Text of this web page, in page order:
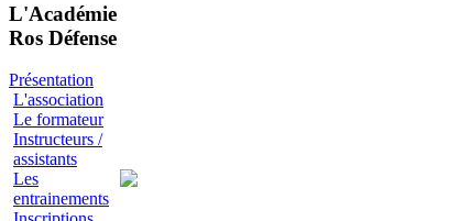
L'Académie
Ros Défense
Présentation
L'association
Le formateur
Instructeurs /
assistants
Les
entrainements